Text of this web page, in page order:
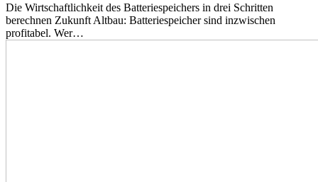
Die Wirtschaftlichkeit des Batteriespeichers in drei Schritten
berechnen Zukunft Altbau: Batteriespeicher sind inzwischen
profitabel. Wer…